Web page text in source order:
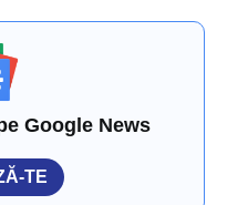
Google News
TE